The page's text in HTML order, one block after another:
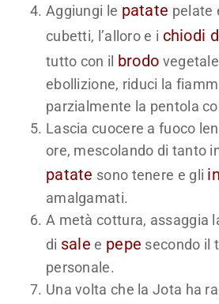
Aggiungi le patate pelate
cubetti, l’alloro e i chiodi
tutto con il brodo
ebollizione, riduci la
parzialmente la pentola
Lascia cuocere a fuoco
ore, mescolando di tanto
patate sono tenere e gli
amalgamati.
A metà cottura, assaggia
di sale e pepe secondo il
personale.
Una volta che la Jota ha